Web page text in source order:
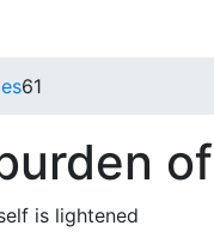
61
is lightened